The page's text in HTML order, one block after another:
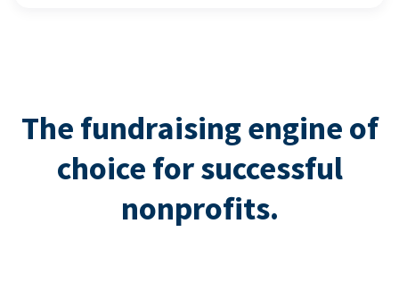
The fundraising engine of
choice for successful
nonprofits.